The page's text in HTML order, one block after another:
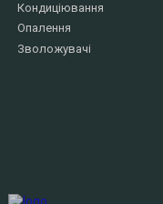
Кондиціювання
Опалення
Зволожувачі